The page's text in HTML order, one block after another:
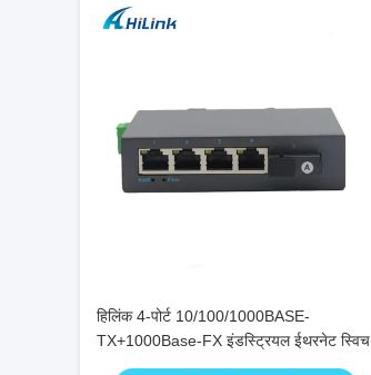
हिलिंक 4-पोर्ट 10/100/1000BASE-
TX+1000Base-FX इंडस्ट्रियल ईथरनेट स्विच